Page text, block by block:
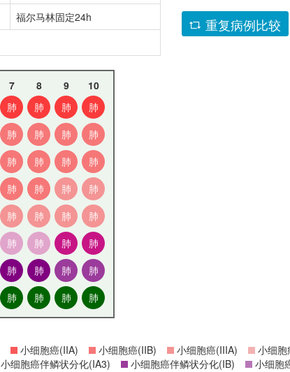
福尔马林固定24h
重复病例比较
7 8 9
10
肺 肺 肺
肺
肺 肺 肺
肺
肺 肺 肺
肺
肺 肺 肺
肺
肺 肺 肺
肺
肺 肺 肺
肺
肺 肺 肺
肺
肺 肺 肺 肺
小细胞癌(IIA) 小细胞癌(IIB) 小细胞癌(IIIA) 小细胞
小细胞癌伴鳞状分化(IA3) 小细胞癌伴鳞状分化(IB) 小细胞